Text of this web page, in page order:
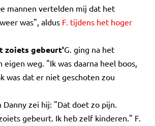
mannen vertelden mij dat het
was", aldus F. tijdens het hoger
zoiets gebeurt'G. ging na het
weg. "Ik was daarna heel boos,
was dat er niet geschoten zou
Danny zei hij: "Dat doet zo pijn.
gebeurt. Ik heb zelf kinderen." F.